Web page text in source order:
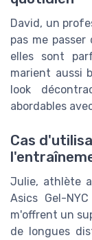
David, un
pas me passer
elles sont
marient aussi
look
abordables
Cas
Julie, athlète
Asics Gel-
m'offrent un
de longues